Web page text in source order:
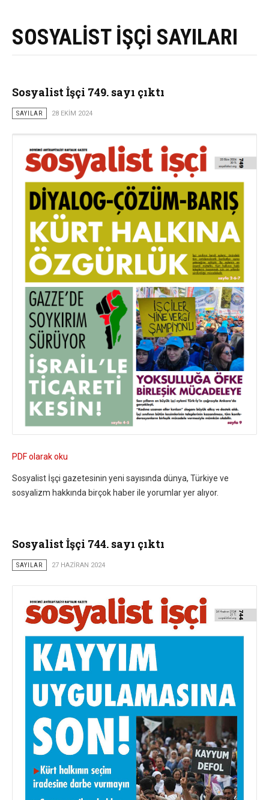
SOSYALİST İŞÇİ SAYILARI
Sosyalist İşçi 749. sayı çıktı
SAYILAR 28 EKIM 2024
PDF olarak oku
Sosyalist İşçi gazetesinin yeni sayısında dünya, Türkiye ve
sosyalizm hakkında birçok haber ile yorumlar yer alıyor.
Sosyalist İşçi 744. sayı çıktı
SAYILAR 27 HAZIRAN 2024